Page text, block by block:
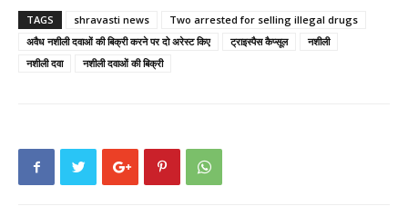
TAGS shravasti news
Two arrested for selling illegal drugs
अवैध नशीली दवाओं की बिक्री करने पर दो अरेस्ट किए
ट्राइस्पैस कैप्सूल
नशीली
नशीली दवा
नशीली दवाओं की बिक्री